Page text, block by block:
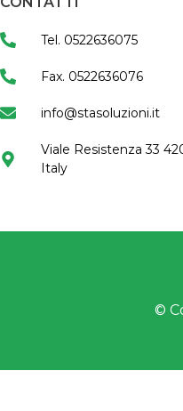
Tel. 0522636075
Fax. 0522636076
info@stasoluzioni.it
Viale Resistenza 33
Italy
©